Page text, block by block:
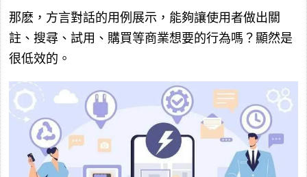
那麽，方言對話的用例展示，能夠讓使用者做出關
註、搜尋、試用、購買等商業想要的行為嗎？顯然是
很低效的。